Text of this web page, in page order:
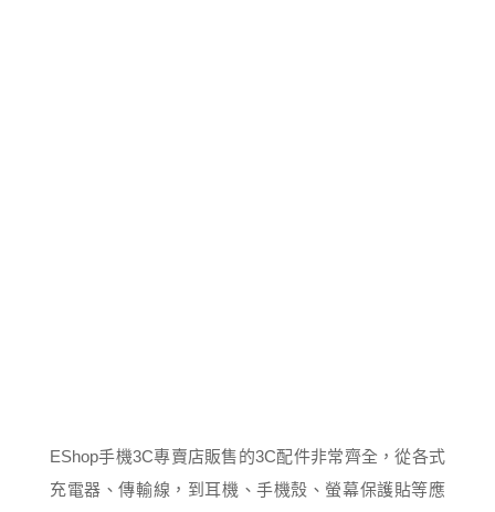
EShop手機3C專賣店販售的3C配件非常齊全，從各式
充電器、傳輸線，到耳機、手機殼、螢幕保護貼等應